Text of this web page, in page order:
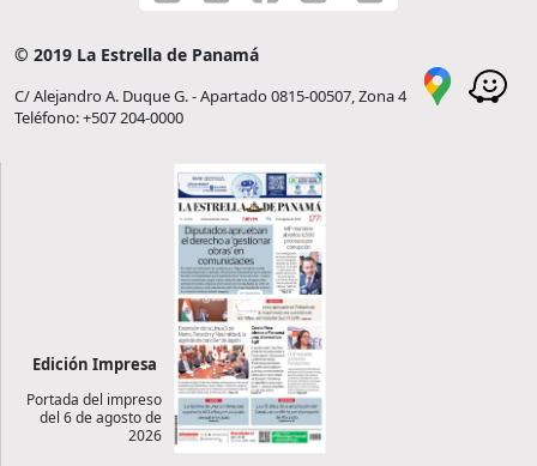
© 2019 La Estrella de Panamá
C/ Alejandro A. Duque G. - Apartado 0815-00507, Zona 4
Teléfono: +507 204-0000
Edición Impresa
Portada del impreso
del 6 de agosto de
2026